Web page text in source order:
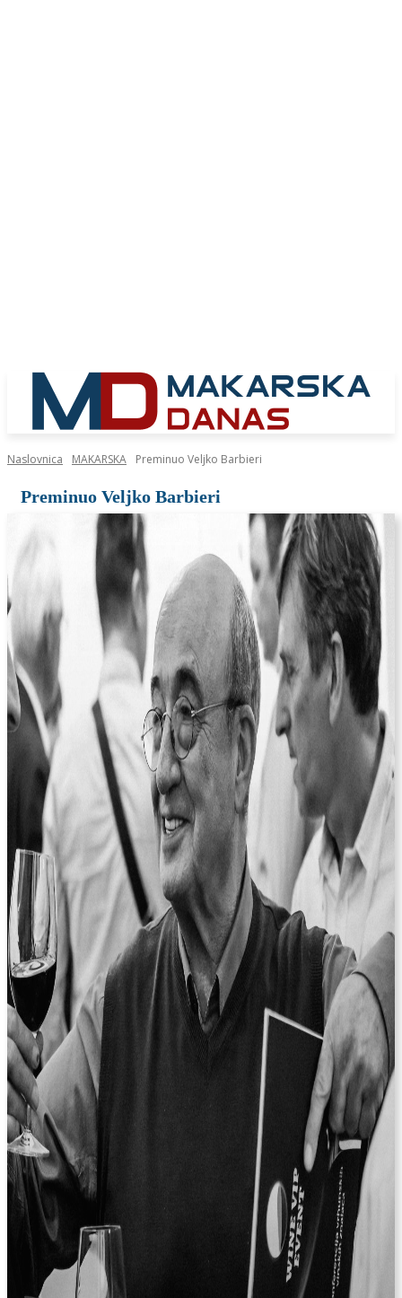
Naslovnica MAKARSKA Preminuo Veljko Barbieri
Preminuo Veljko Barbieri